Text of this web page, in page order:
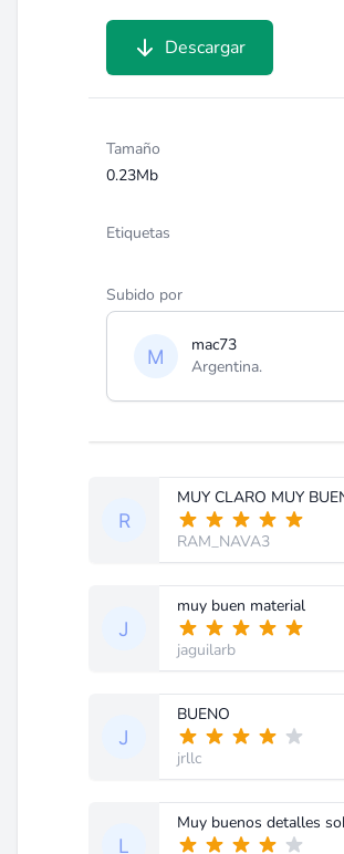
Descargar
Tamaño
0.23Mb
Etiquetas
Subido por
mac73
Argentina.
RAM_NAVA3
muy buen material
jaguilarb
BUENO
jrllc